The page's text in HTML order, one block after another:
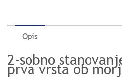
Opis
2-sobno
prva vrsta ob